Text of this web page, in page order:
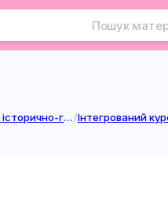
Інтегровані курси історично-громадянської галузі /